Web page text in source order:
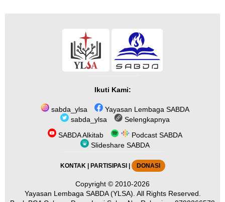
Ikuti Kami:
sabda_ylsa
Yayasan Lembaga SABDA
sabda_ylsa
Selengkapnya
SABDA Alkitab
Podcast SABDA
Slideshare SABDA
KONTAK | PARTISIPASI| DONASI
Copyright © 2010-2026
Yayasan Lembaga SABDA (YLSA). All Rights Reserved.